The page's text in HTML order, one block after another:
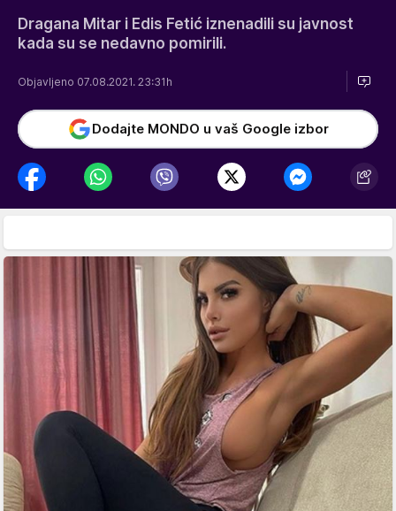
Dragana Mitar i Edis Fetić iznenadili su javnost
kada su se nedavno pomirili.
Objavljeno 07.08.2021. 23:31h
Dodajte MONDO u vaš Google izbor